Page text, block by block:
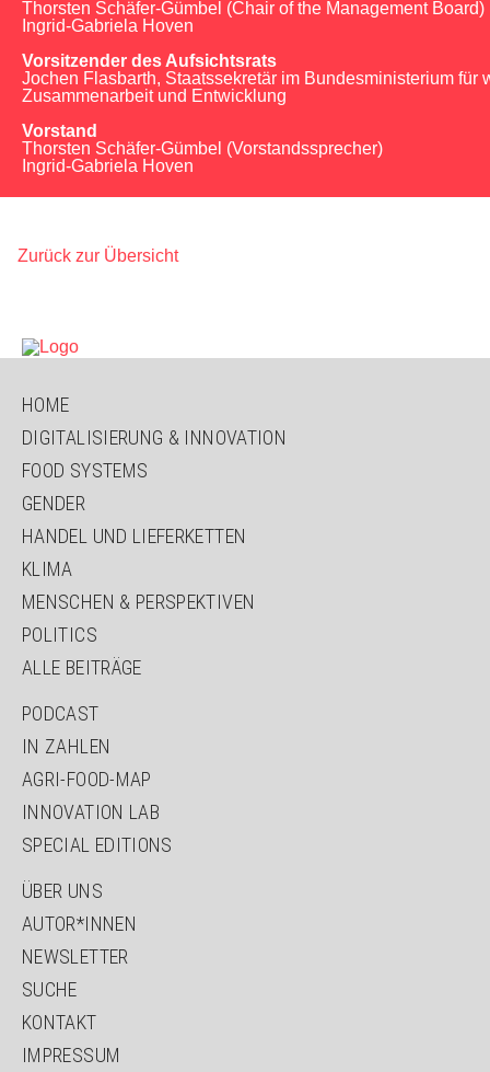
Thorsten Schäfer-Gümbel (Chair of the Management Board)
Ingrid-Gabriela Hoven
Vorsitzender des Aufsichtsrats
Jochen Flasbarth, Staatssekretär im Bundesministerium für
Zusammenarbeit und Entwicklung
Vorstand
Thorsten Schäfer-Gümbel (Vorstandssprecher)
Ingrid-Gabriela Hoven
Zurück zur Übersicht
NAVIGATION
ÜBERSPRINGEN
HOME
DIGITALISIERUNG & INNOVATION
FOOD SYSTEMS
GENDER
HANDEL UND LIEFERKETTEN
KLIMA
MENSCHEN & PERSPEKTIVEN
POLITICS
ALLE BEITRÄGE
NAVIGATION
ÜBERSPRINGEN
PODCAST
IN ZAHLEN
AGRI-FOOD-MAP
INNOVATION LAB
SPECIAL EDITIONS
NAVIGATION
ÜBERSPRINGEN
ÜBER UNS
AUTOR*INNEN
NEWSLETTER
SUCHE
KONTAKT
IMPRESSUM